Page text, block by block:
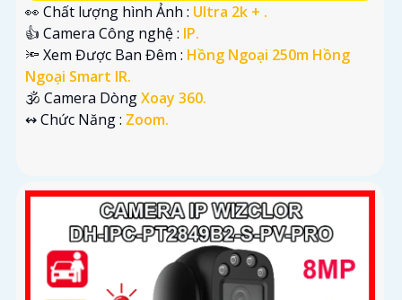
👀 Chất lượng hình Ảnh : Ultra 2k + .
👍 Camera Công nghệ : IP.
🔦 Xem Được Ban Đêm : Hồng Ngoại 250m Hồng
Ngoại Smart IR.
🕉️ Camera DòngXoay 360.
️↭ Chức Năng : Zoom.